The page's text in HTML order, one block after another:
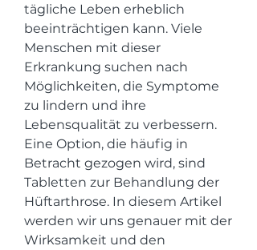
tägliche Leben erheblich
beeinträchtigen kann. Viele
Menschen mit dieser
Erkrankung suchen nach
Möglichkeiten, die Symptome
zu lindern und ihre
Lebensqualität zu verbessern.
Eine Option, die häufig in
Betracht gezogen wird, sind
Tabletten zur Behandlung der
Hüftarthrose. In diesem Artikel
werden wir uns genauer mit der
Wirksamkeit und den